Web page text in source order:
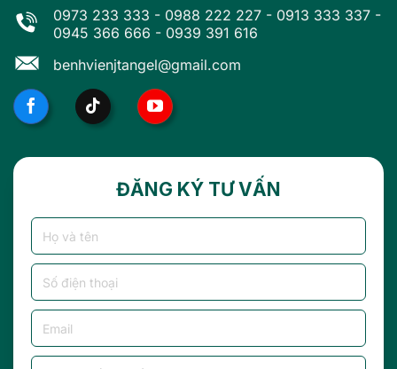
0973 233 333 - 0988 222 227 - 0913 333 337 -
0945 366 666 - 0939 391 616
benhvienjtangel@gmail.com
ĐĂNG KÝ TƯ VẤN